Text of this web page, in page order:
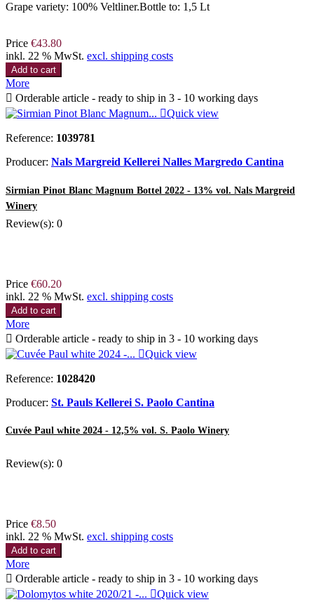
Grape variety: 100% Veltliner.Bottle to: 1,5 Lt
Price €43.80
inkl. 22 % MwSt. excl. shipping costs
Add to cart
More
 Orderable article - ready to ship in 3 - 10 working days
Quick view
Reference: 1039781
Producer: Nals Margreid Kellerei Nalles Margredo Cantina
Sirmian Pinot Blanc Magnum Bottel 2022 - 13% vol. Nals Margreid
Winery
Review(s): 0
Price €60.20
inkl. 22 % MwSt. excl. shipping costs
Add to cart
More
 Orderable article - ready to ship in 3 - 10 working days
Quick view
Reference: 1028420
Producer: St. Pauls Kellerei S. Paolo Cantina
Cuvée Paul white 2024 - 12,5% vol. S. Paolo Winery
Review(s): 0
Price €8.50
inkl. 22 % MwSt. excl. shipping costs
Add to cart
More
 Orderable article - ready to ship in 3 - 10 working days
Quick view